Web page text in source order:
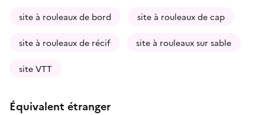
site à rouleaux de bord site à rouleaux de cap
site à rouleaux de récif site à rouleaux sur sable
site VTT
Équivalent étranger